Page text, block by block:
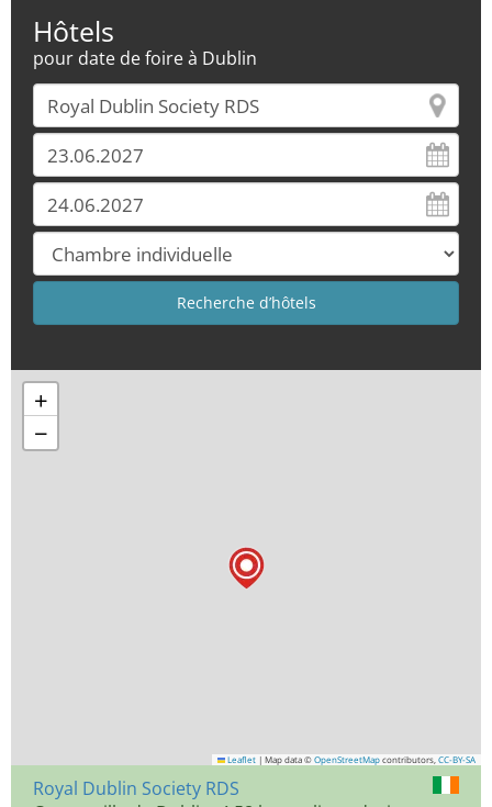
Hôtels
pour date de foire à Dublin
+
−
Leaflet | Map data © OpenStreetMap contributors, CC-BY-SA
Royal Dublin Society RDS